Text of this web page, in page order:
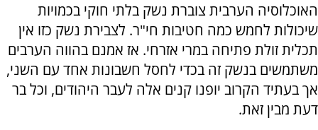
האוכלוסיה הערבית צוברת נשק בלתי חוקי בכמויות
שיכולות לחמש כמה חטיבות חי"ר. לצבירת נשק כזו אין
תכלית זולת פתיחה במרי אזרחי. אז אמנם בהווה הערבים
משתמשים בנשק זה בכדי לחסל חשבונות אחד עם השני,
אך בעתיד הקרוב יופנו קנים אלה לעבר היהודים, וכל בר
דעת מבין זאת.